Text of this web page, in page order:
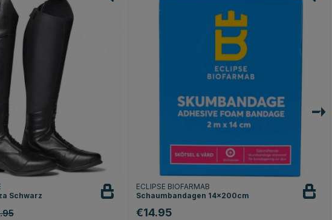
Schwarz
ECLIPSE BIOFARMAB
Schaumbandagen 14x200cm
€14.95